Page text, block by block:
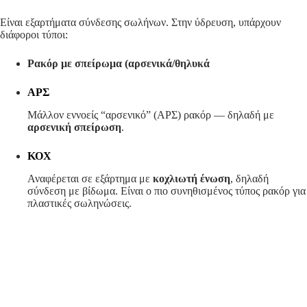
Είναι εξαρτήματα σύνδεσης σωλήνων. Στην ύδρευση, υπάρχουν
διάφοροι τύποι:
Ρακόρ με σπείρωμα (αρσενικά/θηλυκά
ΑΡΣ
Μάλλον εννοείς “αρσενικό” (ΑΡΣ) ρακόρ — δηλαδή με
αρσενική σπείρωση.
ΚΟΧ
Αναφέρεται σε εξάρτημα με κοχλιωτή ένωση, δηλαδή
σύνδεση με βίδωμα. Είναι ο πιο συνηθισμένος τύπος ρακόρ για
πλαστικές σωληνώσεις.